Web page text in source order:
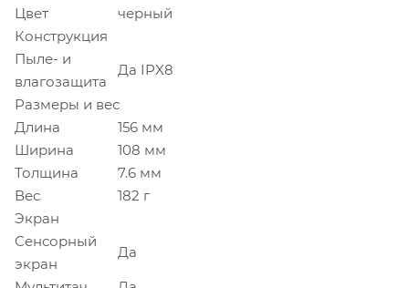
Цвет
черный
Конструкция
Пыле- и
влагозащита
Да IPX8
Размеры и вес
Длина
156 мм
Ширина
108 мм
Толщина
7.6 мм
Вес
182 г
Экран
Сенсорный
экран
Да